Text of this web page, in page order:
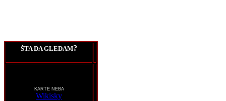
ŠTA DA GLEDAM?
KARTE NEBA
Wikisky